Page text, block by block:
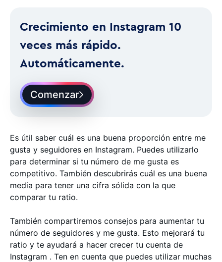
Crecimiento en Instagram 10
veces más rápido.
Automáticamente.
Comenzar
Es útil saber cuál es una buena proporción entre me
gusta y seguidores en Instagram. Puedes utilizarlo
para determinar si tu número de me gusta es
competitivo. También descubrirás cuál es una buena
media para tener una cifra sólida con la que
comparar tu ratio.
También compartiremos consejos para aumentar tu
número de seguidores y me gusta. Esto mejorará tu
ratio y te ayudará a hacer crecer tu cuenta de
Instagram . Ten en cuenta que puedes utilizar muchas